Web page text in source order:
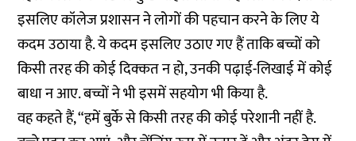
इसलिए कॉलेज प्रशासन ने लोगों की पहचान करने के लिए ये
कदम उठाया है. ये कदम इसलिए उठाए गए हैं ताकि बच्चों को
किसी तरह की कोई दिक्कत न हो, उनकी पढ़ाई-लिखाई में कोई
बाधा न आए. बच्चों ने भी इसमें सहयोग भी किया है.
वह कहते हैं, “हमें बुर्के से किसी तरह की कोई परेशानी नहीं है.